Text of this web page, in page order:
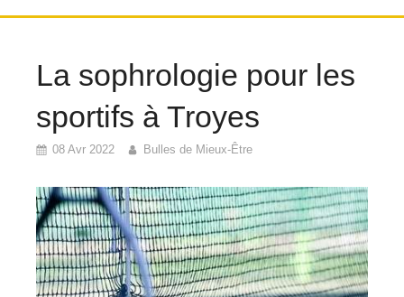
La sophrologie pour les
sportifs à Troyes
08 Avr 2022 Bulles de Mieux-Être